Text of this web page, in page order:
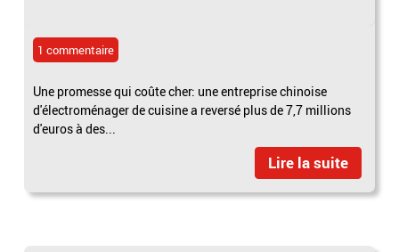
1 commentaire
Une promesse qui coûte cher: une entreprise chinoise
d'électroménager de cuisine a reversé plus de 7,7 millions
d'euros à des...
Lire la suite